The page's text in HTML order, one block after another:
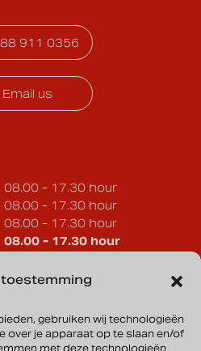
gebruiken wij technologieën
over je apparaat op te slaan en/of
met deze technologieën
08.00 - 17.30 hour
08.00 - 17.30 hour
08.00 - 17.30 hour
08.00 - 17.30 hour
08.00 - 17.30 hour
911 0356
Email us
B.V.